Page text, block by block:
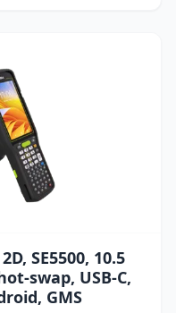
SE5500, 10.5
swap, USB-C,
GMS